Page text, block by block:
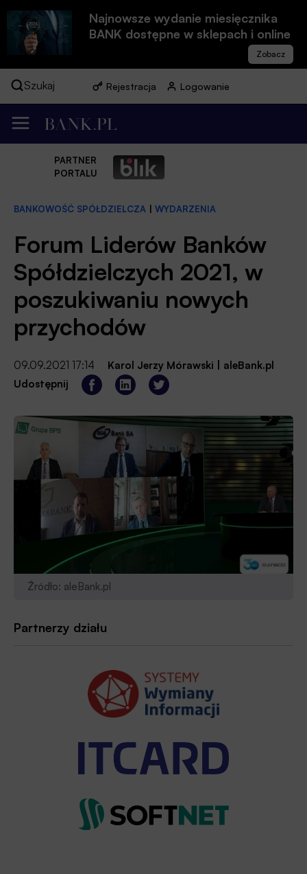
Najnowsze wydanie miesięcznika
BANK dostępne w sklepach i online
Szukaj Rejestracja Logowanie
PARTNER
PORTALU
BANKOWOŚĆ SPÓŁDZIELCZA WYDARZENIA
Forum Liderów Banków
Spółdzielczych 2021, w
poszukiwaniu nowych
przychodów
09.09.2021 17:14 Karol Jerzy Mórawski
aleBank.pl
Udostępnij
Źródło: aleBank.pl
Partnerzy działu